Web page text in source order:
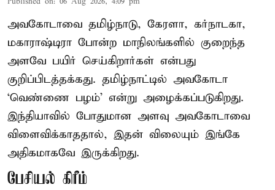
அவகோடாவை தமிழ்நாடு, கேரளா, கர்நாடகா,
மகாராஷ்டிரா போன்ற மாநிலங்களில் குறைந்த
அளவே பயிர் செய்கிறார்கள் என்பது
குறிப்பிடத்தக்கது. தமிழ்நாட்டில் அவகோடா
‘வெண்ணை பழம்’ என்று அழைக்கப்படுகிறது.
இந்தியாவில் போதுமான அளவு அவகோடாவை
விளைவிக்காததால், இதன் விலையும் இங்கே
அதிகமாகவே இருக்கிறது.
பேசியல் கிரீம்